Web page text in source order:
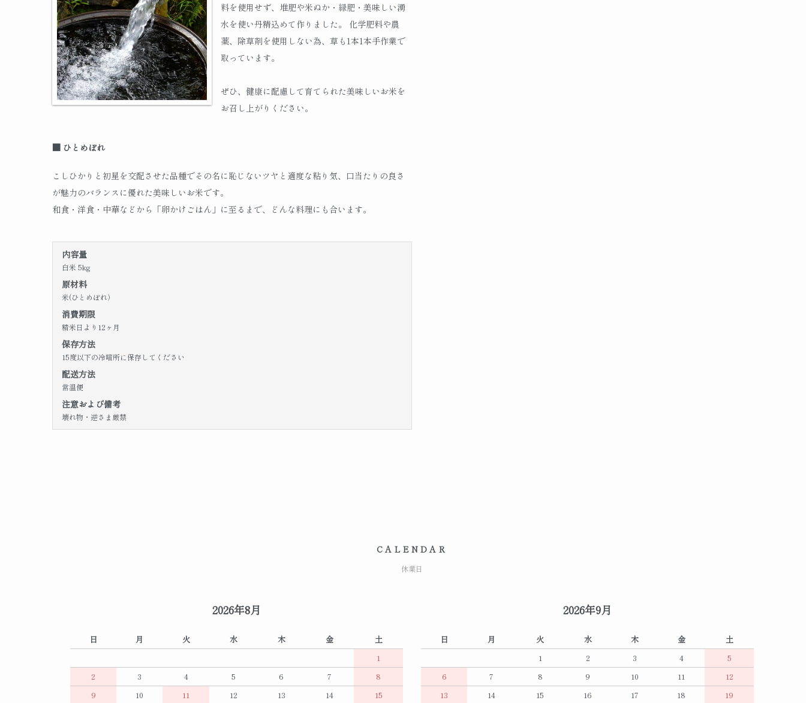
料を使用せず、堆肥や米ぬか・緑肥・美味しい湧
水を使い丹精込めて作りました。 化学肥料や農
薬、除草剤を使用しない為、草も1本1本手作業で
取っています。
ぜひ、健康に配慮して育てられた美味しいお米を
お召し上がりください。
■ ひとめぼれ
こしひかりと初星を交配させた品種でその名に恥じないツヤと適度な粘り気、口当たりの良さ
が魅力のバランスに優れた美味しいお米です。
和食・洋食・中華などから「卵かけごはん」に至るまで、どんな料理にも合います。
内容量
白米 5kg
原材料
米(ひとめぼれ）
消費期限
精米日より12ヶ月
保存方法
15度以下の冷暗所に保存してください
配送方法
常温便
注意および備考
壊れ物・逆さま厳禁
CALENDAR
休業日
2026年8月
日 月 火 水 木 金
土
1
2
3 4 5 6 7
8
9
10 11 12 13 14 15
2026年9月
日 月 火 水 木 金
土
1
2 3 4
5
6
7 8 9 10 11
12
13
14 15 16 17 18 19